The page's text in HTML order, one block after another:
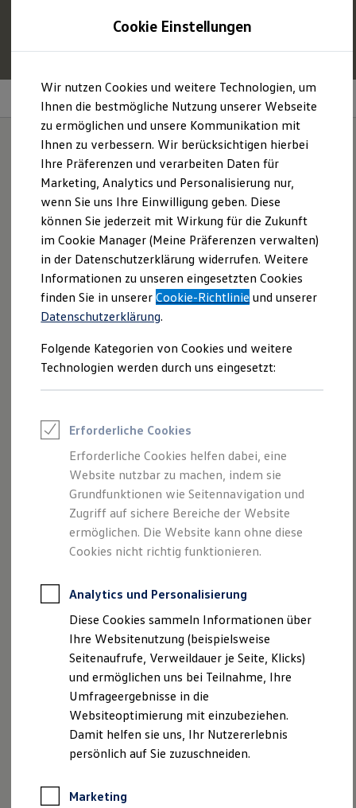
Hauptinhalt
springen
Footer
springen
Profitieren Sie von bis zu6.000 € 1
VolkswagenID. oder
Hybridmodelle.
Mehr zur E‑Auto-Förderung
Modelle und Konfigurator
Konfigurator
Modelle vergleichen
Konfiguration laden
Autosuche
Elektroautos
ENERGY Sondermodelle
Nutzfahrzeuge
SUV und CUV
Familienautos
Kombis
Kompaktwagen
Sportwagen
Schnell verfügbare Fahrzeuge
Angebote und Produkte
Aktuelle Angebote
E-Auto-Förderung
Volkswagen Marktplatz
Elektromobilität bei Gebrauchtwagen
Saisonangebote
Reifenpakete
Leasing
Leasing-Angebote
Gebrauchtwagen Leasing
Junge Gebrauchtwagen-Leasing
Elektroauto Leasing
Kleinwagen-Leasing
Autokredit mit Schlussrate
Versicherungen und Garantien
Kfz-Versicherung
Restschuldversicherungen
Garantien
Wartungsverträge
Geschäftskunden
Professional Class bei Volkswagen
Großkunden
Behörden
Direktkunden
Sonderfahrzeuge
Elektromobilität
Elektroautos
Software
IhrVolkswagen denkt
jetzt mit.
Im ID. kommen innovative Software, moderne
Assistenzsysteme und viele weitere Hightech-Features zum
Einsatz, die das Fahren erleichtern, den Komfort erhöhen
und die Sicherheit verbessern können – egal ob während der
Fahrt oder im Stand.
Ziel- und Routenimport
Praktisch: Planen Sie Ihre Fahrt bereits vor dem Einsteigen
bequem vom Smartphone aus. Über die Volkswagen
können Sie Routen mit Ladestopps und Zwischenzielen in
Ihr Fahrzeug importieren – Sie brauchen nur noch
einzusteigen und die Navigation zu starten.
Cookie Einstellungen
Wir nutzen Cookies und weitere Technologien, um
Ihnen die bestmögliche Nutzung unserer Webseite
zu ermöglichen und unsere Kommunikation mit
Ihnen zu verbessern. Wir berücksichtigen hierbei
Ihre Präferenzen und verarbeiten Daten für
Marketing, Analytics und Personalisierung nur,
wenn Sie uns Ihre Einwilligung geben. Diese
können Sie jederzeit mit Wirkung für die Zukunft
im Cookie Manager (Meine Präferenzen verwalten)
in der Datenschutzerklärung widerrufen. Weitere
Informationen zu unseren eingesetzten Cookies
finden Sie in unsererCookie-Richtlinie und unserer
Datenschutzerklärung.
Folgende Kategorien von Cookies und weitere
Technologien werden durch uns eingesetzt:
Erforderliche Cookies
Erforderliche Cookies helfen dabei, eine
Website nutzbar zu machen, indem sie
Grundfunktionen wie Seitennavigation und
Zugriff auf sichere Bereiche der Website
ermöglichen. Die Website kann ohne diese
Cookies nicht richtig funktionieren.
Analytics und Personalisierung
Diese Cookies sammeln Informationen über
Ihre Websitenutzung (beispielsweise
Seitenaufrufe, Verweildauer je Seite, Klicks)
und ermöglichen uns bei Teilnahme, Ihre
Umfrageergebnisse in die
Websiteoptimierung mit einzubeziehen.
Damit helfen sie uns, Ihr Nutzererlebnis
persönlich auf Sie zuzuschneiden.
Marketing